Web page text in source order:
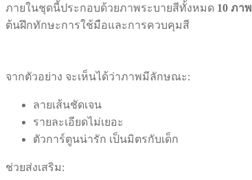
ภายในชุดนี้ประกอบด้วยภาพระบายสีทั้งหมด 10 ภาพ
ต้นฝึกทักษะการใช้มือและการควบคุมสี
จากตัวอย่าง จะเห็นได้ว่าภาพมีลักษณะ:
ลายเส้นชัดเจน
รายละเอียดไม่เยอะ
ตัวการ์ตูนน่ารัก เป็นมิตรกับเด็ก
ช่วยส่งเสริม: